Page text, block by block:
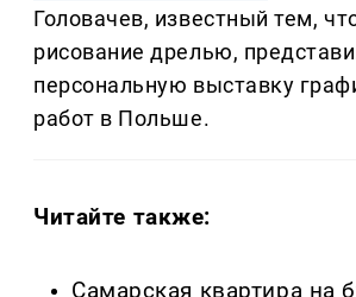
Головачев, известный тем,
рисование дрелью,
персональную выставку
работ в Польше.
Читайте также:
Самарская квартира на